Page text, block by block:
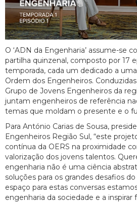
O ‘ADN da Engenharia’ assume-se
partilha quinzenal, composto por 17
temporada, cada um dedicado a
Ordem dos Engenheiros.
Grupo de Jovens Engenheiros da
juntam engenheiros de referência
temas que moldam o presente e o
Para António Carias de Sousa,
Engenheiros Região Sul, “este
contínua da OERS na proximidade
valorização dos jovens talentos.
engenharia não é uma ciência
soluções para os grandes desafios
espaço para estas conversas
engenharia da sociedade e a inspirar